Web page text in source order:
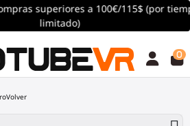
superiores a 100€/115$ (por tiempo
limitado)
0